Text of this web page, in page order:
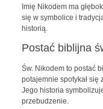
Imię Nikodem ma
się w symbolice i
historią.
Postać biblijna
Św. Nikodem to postać
potajemnie spotykał się
Jego historia
przebudzenie.